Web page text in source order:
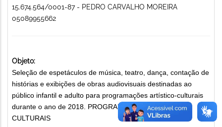
15.674.564/0001-87 - PEDRO CARVALHO MOREIRA
05089955662
Objeto:
Seleção de espetáculos de música, teatro, dança, contação de
histórias e exibições de obras audiovisuais destinadas ao
público infantil e adulto para programações artístico-culturais
durante o ano de 2018. PROGRAMAS E PROJETOS
CULTURAIS